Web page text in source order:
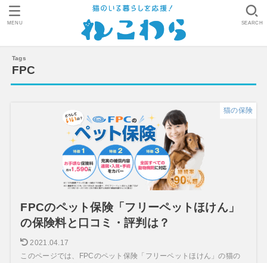
SEARCH
MENU
FPC
猫の保険
FPCのペット保険「フリーペットほけん」
の保険料と口コミ・評判は？
2021.04.17
このページでは、FPCのペット保険「フリーペットほけん」の猫の